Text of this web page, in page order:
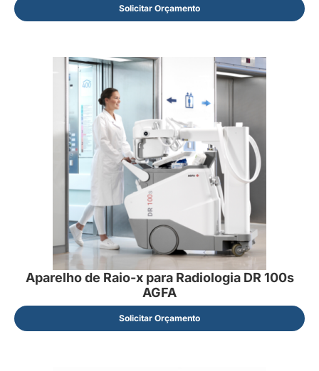
Solicitar Orçamento
Aparelho de Raio-x para Radiologia DR 100s
AGFA
Solicitar Orçamento